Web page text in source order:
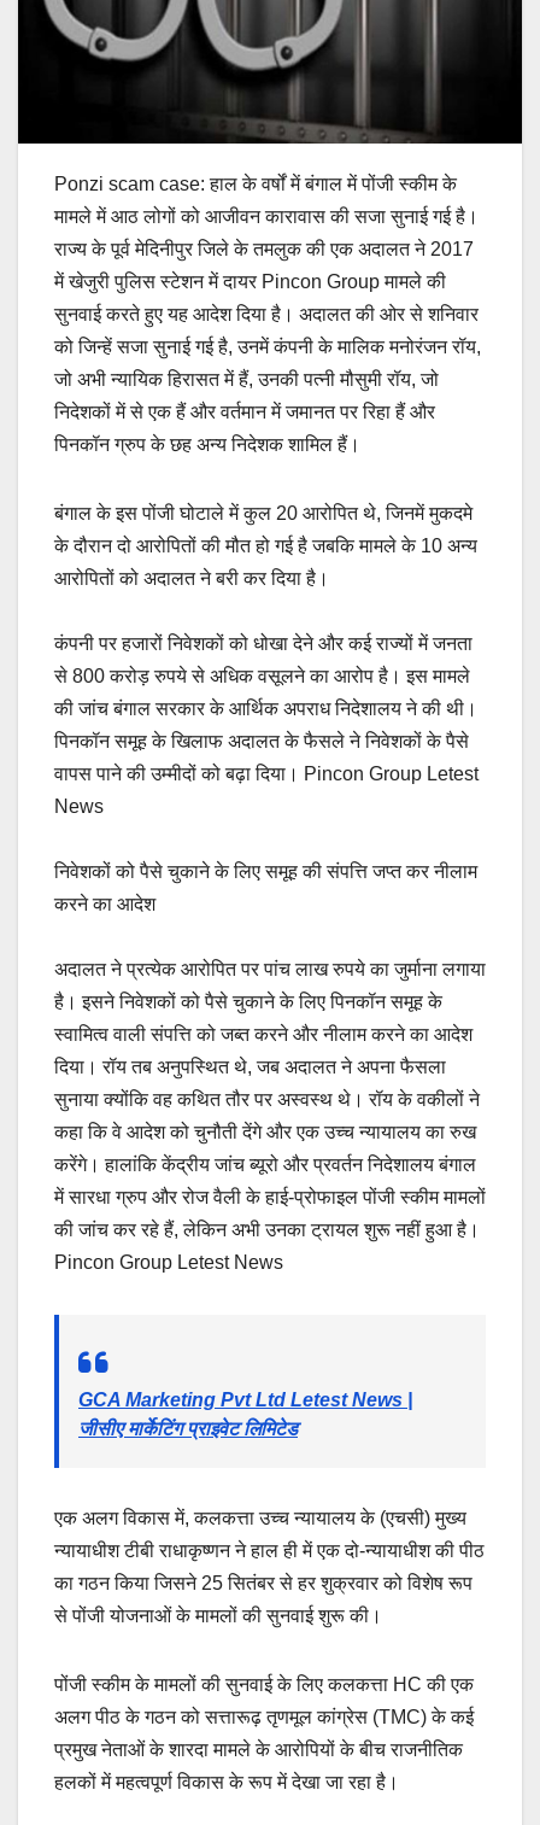
Ponzi scam case: हाल के वर्षों में बंगाल में पोंजी स्कीम के
मामले में आठ लोगों को आजीवन कारावास की सजा सुनाई गई है।
राज्य के पूर्व मेदिनीपुर जिले के तमलुक की एक अदालत ने 2017
में खेजुरी पुलिस स्टेशन में दायर Pincon Group मामले की
सुनवाई करते हुए यह आदेश दिया है। अदालत की ओर से शनिवार
को जिन्हें सजा सुनाई गई है, उनमें कंपनी के मालिक मनोरंजन रॉय,
जो अभी न्यायिक हिरासत में हैं, उनकी पत्नी मौसुमी रॉय, जो
निदेशकों में से एक हैं और वर्तमान में जमानत पर रिहा हैं और
पिनकॉन ग्रुप के छह अन्य निदेशक शामिल हैं।
बंगाल के इस पोंजी घोटाले में कुल 20 आरोपित थे, जिनमें मुकदमे
के दौरान दो आरोपितों की मौत हो गई है जबकि मामले के 10 अन्य
आरोपितों को अदालत ने बरी कर दिया है।
कंपनी पर हजारों निवेशकों को धोखा देने और कई राज्यों में जनता
से 800 करोड़ रुपये से अधिक वसूलने का आरोप है। इस मामले
की जांच बंगाल सरकार के आर्थिक अपराध निदेशालय ने की थी।
पिनकॉन समूह के खिलाफ अदालत के फैसले ने निवेशकों के पैसे
वापस पाने की उम्मीदों को बढ़ा दिया। Pincon Group Letest
News
निवेशकों को पैसे चुकाने के लिए समूह की संपत्ति जप्त कर नीलाम
करने का आदेश
अदालत ने प्रत्येक आरोपित पर पांच लाख रुपये का जुर्माना लगाया
है। इसने निवेशकों को पैसे चुकाने के लिए पिनकॉन समूह के
स्वामित्व वाली संपत्ति को जब्त करने और नीलाम करने का आदेश
दिया। रॉय तब अनुपस्थित थे, जब अदालत ने अपना फैसला
सुनाया क्योंकि वह कथित तौर पर अस्वस्थ थे। रॉय के वकीलों ने
कहा कि वे आदेश को चुनौती देंगे और एक उच्च न्यायालय का रुख
करेंगे। हालांकि केंद्रीय जांच ब्यूरो और प्रवर्तन निदेशालय बंगाल
में सारधा ग्रुप और रोज वैली के हाई-प्रोफाइल पोंजी स्कीम मामलों
की जांच कर रहे हैं, लेकिन अभी उनका ट्रायल शुरू नहीं हुआ है।
Pincon Group Letest News
GCA Marketing Pvt Ltd Letest News |
जीसीए मार्केटिंग प्राइवेट लिमिटेड
एक अलग विकास में, कलकत्ता उच्च न्यायालय के (एचसी) मुख्य
न्यायाधीश टीबी राधाकृष्णन ने हाल ही में एक दो-न्यायाधीश की पीठ
का गठन किया जिसने 25 सितंबर से हर शुक्रवार को विशेष रूप
से पोंजी योजनाओं के मामलों की सुनवाई शुरू की।
पोंजी स्कीम के मामलों की सुनवाई के लिए कलकत्ता HC की एक
अलग पीठ के गठन को सत्तारूढ़ तृणमूल कांग्रेस (TMC) के कई
प्रमुख नेताओं के शारदा मामले के आरोपियों के बीच राजनीतिक
हलकों में महत्वपूर्ण विकास के रूप में देखा जा रहा है।